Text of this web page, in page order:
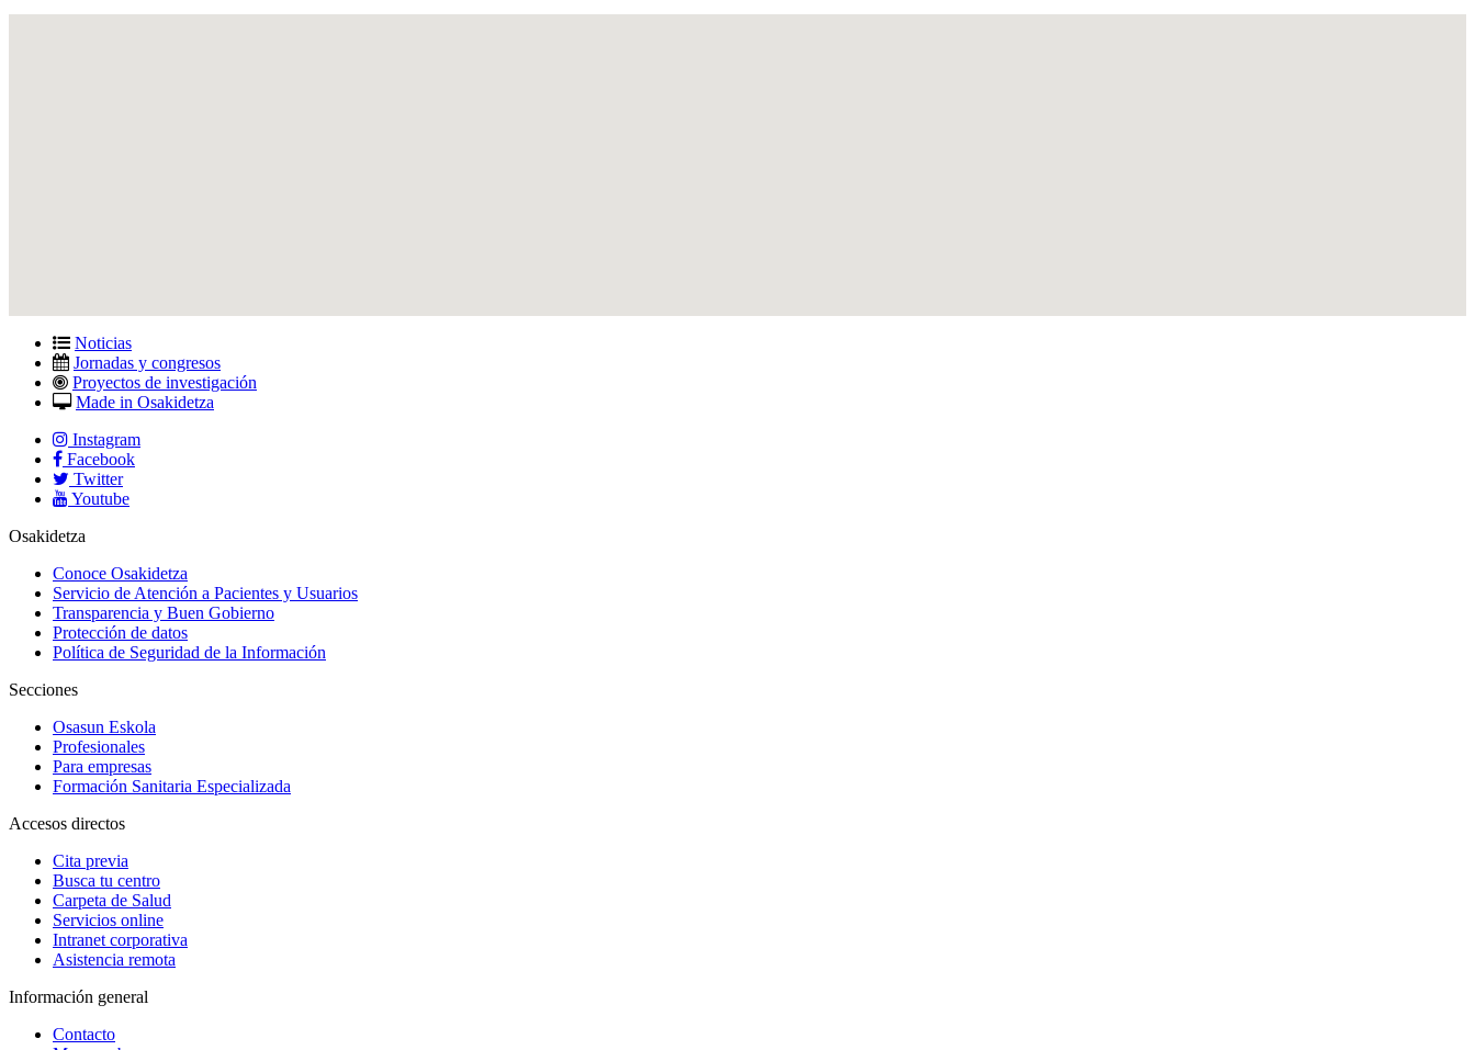
Noticias
Jornadas y congresos
Proyectos de investigación
Made in Osakidetza
Instagram
Facebook
Twitter
Youtube
Osakidetza
Conoce Osakidetza
Servicio de Atención a Pacientes y Usuarios
Transparencia y Buen Gobierno
Protección de datos
Política de Seguridad de la Información
Secciones
Osasun Eskola
Profesionales
Para empresas
Formación Sanitaria Especializada
Accesos directos
Cita previa
Busca tu centro
Carpeta de Salud
Servicios online
Intranet corporativa
Asistencia remota
Información general
Contacto